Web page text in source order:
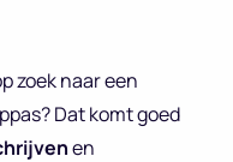
zoek naar een
Dat komt goed
en